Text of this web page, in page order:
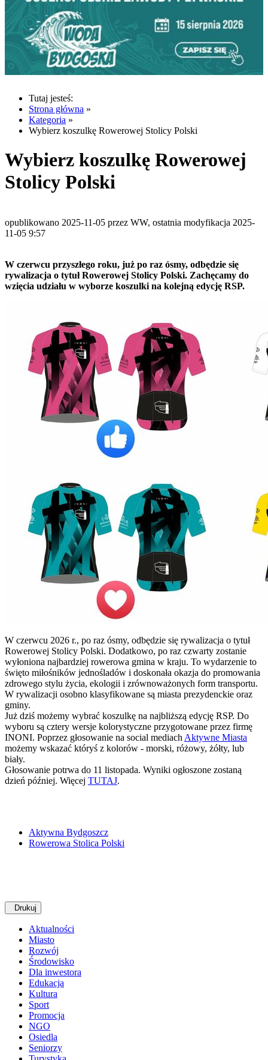
Tutaj jesteś:
Strona główna »
Kategoria »
Wybierz koszulkę Rowerowej Stolicy Polski
Wybierz koszulkę Rowerowej
Stolicy Polski
opublikowano 2025-11-05 przez WW, ostatnia modyfikacja 2025-
11-05 9:57
W czerwcu przyszłego roku, już po raz ósmy, odbędzie się
rywalizacja o tytuł Rowerowej Stolicy Polski. Zachęcamy do
wzięcia udziału w wyborze koszulki na kolejną edycję RSP.
W czerwcu 2026 r., po raz ósmy, odbędzie się rywalizacja o tytuł
Rowerowej Stolicy Polski. Dodatkowo, po raz czwarty zostanie
wyłoniona najbardziej rowerowa gmina w kraju. To wydarzenie to
święto miłośników jednośladów i doskonała okazja do promowania
zdrowego stylu życia, ekologii i zrównoważonych form transportu.
W rywalizacji osobno klasyfikowane są miasta prezydenckie oraz
gminy.
Już dziś możemy wybrać koszulkę na najbliższą edycję RSP. Do
wyboru są cztery wersje kolorystyczne przygotowane przez firmę
INONI. Poprzez głosowanie na social mediach Aktywne Miasta
możemy wskazać któryś z kolorów - morski, różowy, żółty, lub
biały.
Głosowanie potrwa do 11 listopada. Wyniki ogłoszone zostaną
dzień później. Więcej TUTAJ.
Aktywna Bydgoszcz
Rowerowa Stolica Polski
Drukuj
Aktualności
Miasto
Rozwój
Środowisko
Dla inwestora
Edukacja
Kultura
Sport
Promocja
NGO
Osiedla
Seniorzy